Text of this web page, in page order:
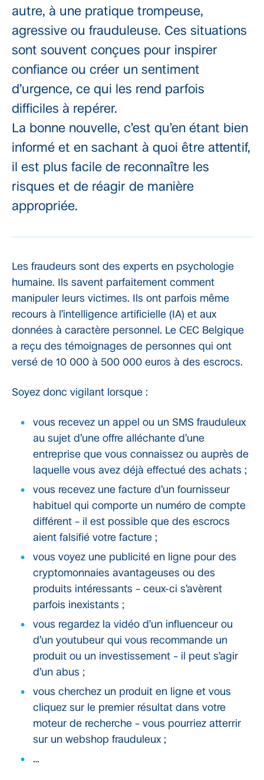
autre, à une pratique trompeuse,
agressive ou frauduleuse. Ces situations
sont souvent conçues pour inspirer
confiance ou créer un sentiment
d’urgence, ce qui les rend parfois
difficiles à repérer.
La bonne nouvelle, c’est qu’en étant bien
informé et en sachant à quoi être attentif,
il est plus facile de reconnaître les
risques et de réagir de manière
appropriée.
Les fraudeurs sont des experts en psychologie
humaine. Ils savent parfaitement comment
manipuler leurs victimes. Ils ont parfois même
recours à l’intelligence artificielle (IA) et aux
données à caractère personnel. Le CEC Belgique
a reçu des témoignages de personnes qui ont
versé de 10 000 à 500 000 euros à des escrocs.
Soyez donc vigilant lorsque :
vous recevez un appel ou un SMS frauduleux
au sujet d’une offre alléchante d’une
entreprise que vous connaissez ou auprès de
laquelle vous avez déjà effectué des achats ;
vous recevez une facture d’un fournisseur
habituel qui comporte un numéro de compte
différent – il est possible que des escrocs
aient falsifié votre facture ;
vous voyez une publicité en ligne pour des
cryptomonnaies avantageuses ou des
produits intéressants – ceux-ci s’avèrent
parfois inexistants ;
vous regardez la vidéo d’un influenceur ou
d’un youtubeur qui vous recommande un
produit ou un investissement – il peut s’agir
d’un abus ;
vous cherchez un produit en ligne et vous
cliquez sur le premier résultat dans votre
moteur de recherche – vous pourriez atterrir
sur un webshop frauduleux ;
…